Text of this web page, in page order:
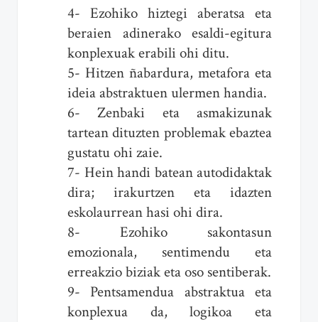
4- Ezohiko hiztegi aberatsa eta
beraien adinerako esaldi-egitura
konplexuak erabili ohi ditu.
5- Hitzen ñabardura, metafora eta
ideia abstraktuen ulermen handia.
6- Zenbaki eta asmakizunak
tartean dituzten problemak ebaztea
gustatu ohi zaie.
7- Hein handi batean autodidaktak
dira; irakurtzen eta idazten
eskolaurrean hasi ohi dira.
8- Ezohiko sakontasun
emozionala, sentimendu eta
erreakzio biziak eta oso sentiberak.
9- Pentsamendua abstraktua eta
konplexua da, logikoa eta